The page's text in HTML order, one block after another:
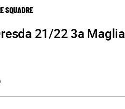
SQUADRE
21/22 3a Maglia